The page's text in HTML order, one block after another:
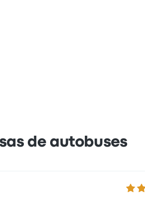
de autobuses
3.5